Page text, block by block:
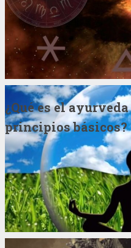
¿Qué es el
principios básicos?